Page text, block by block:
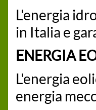
L'energia
in Italia e
ENERGIA
L'energia
energia